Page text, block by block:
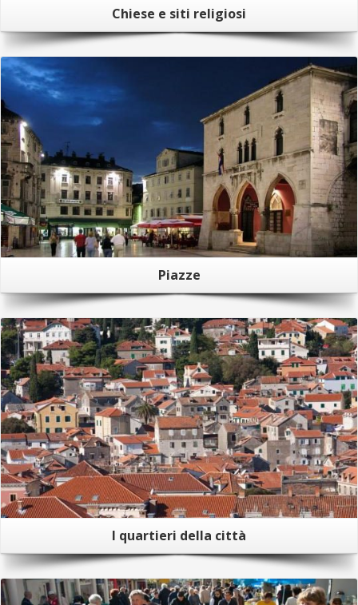
Chiese e siti religiosi
Piazze
I quartieri della città